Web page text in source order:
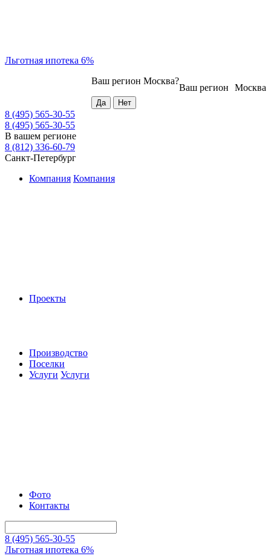
Льготная ипотека 6%
Москва
Ваш регион
Ваш регион Москва?
8 (495) 565-30-55
8 (495) 565-30-55
В вашем регионе
8 (812) 336-60-79
Санкт-Петербург
Компания Компания
Проекты
Производство
Поселки
Услуги Услуги
Фото
Контакты
8 (495) 565-30-55
Льготная ипотека 6%